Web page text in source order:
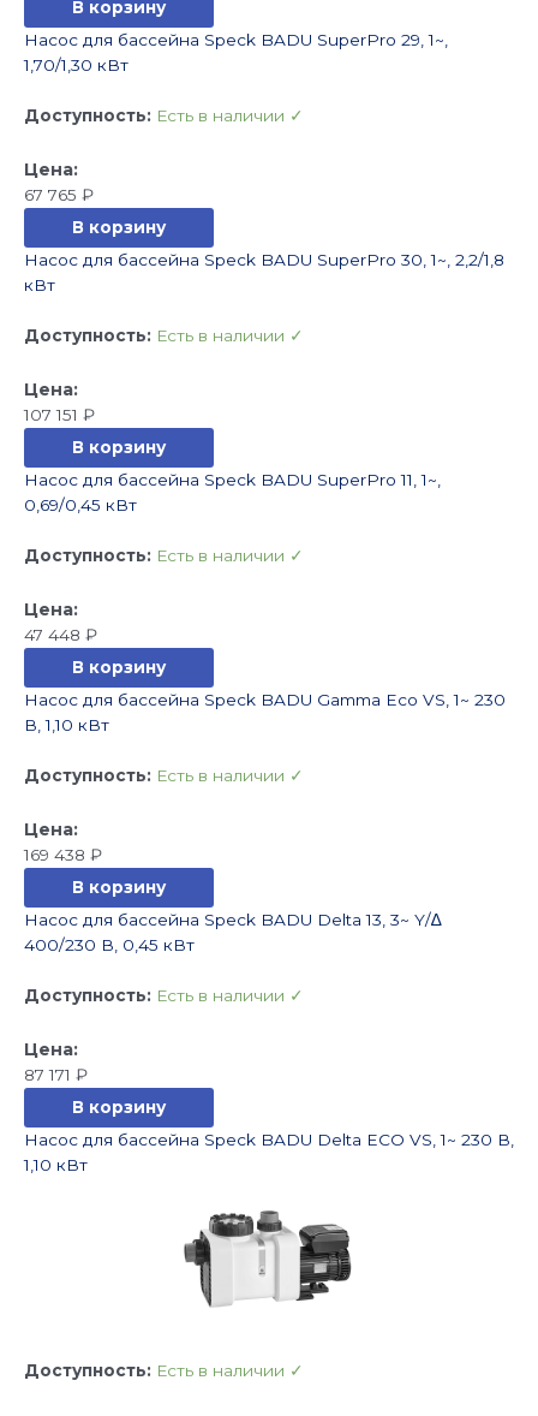
В корзину
Насос для бассейна Speck BADU SuperPro 29, 1~,
1,70/1,30 кВт
Доступность: Есть в наличии ✓
67 765 ₽
В корзину
Насос для бассейна Speck BADU SuperPro 30, 1~, 2,2/1,8
кВт
Доступность: Есть в наличии ✓
107 151 ₽
В корзину
Насос для бассейна Speck BADU SuperPro 11, 1~,
0,69/0,45 кВт
Доступность: Есть в наличии ✓
47 448 ₽
В корзину
Насос для бассейна Speck BADU Gamma Eco VS, 1~ 230
В, 1,10 кВт
Доступность: Есть в наличии ✓
169 438 ₽
В корзину
Насос для бассейна Speck BADU Delta 13, 3~ Y/∆
400/230 В, 0,45 кВт
Доступность: Есть в наличии ✓
87 171 ₽
В корзину
Насос для бассейна Speck BADU Delta ECO VS, 1~ 230 В,
1,10 кВт
Доступность: Есть в наличии ✓